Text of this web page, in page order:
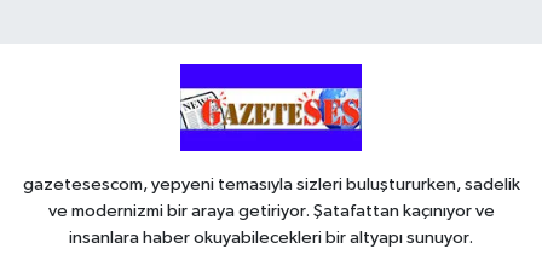
gazetesescom, yepyeni temasıyla sizleri buluştururken, sadelik
ve modernizmi bir araya getiriyor. Şatafattan kaçınıyor ve
insanlara haber okuyabilecekleri bir altyapı sunuyor.